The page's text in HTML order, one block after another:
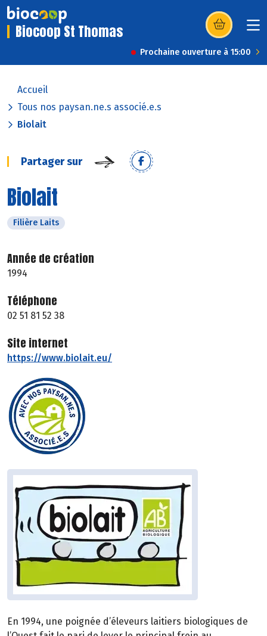
Biocoop St Thomas (s’ouvre dans
Prochaine ouverture à 15:00
Accueil
Tous nos paysan.ne.s associé.e.s
Biolait
Partager sur
Biolait
Filière Laits
Année de création
1994
Téléphone
02 51 81 52 38
Site internet
https://www.biolait.eu/
En 1994, une poignée d’éleveurs laitiers biologiques de